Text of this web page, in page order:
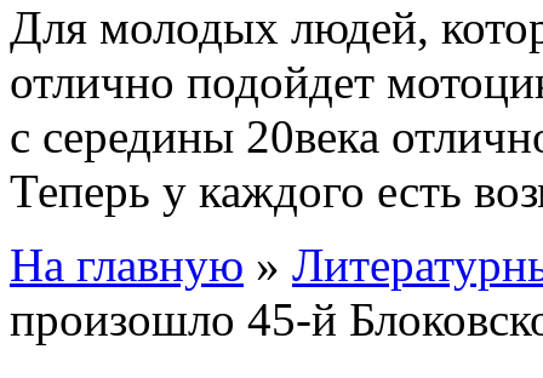
Для молодых людей,
отлично подойдет
с середины 20века
Теперь у каждого есть
На главную »
произошло 45-й